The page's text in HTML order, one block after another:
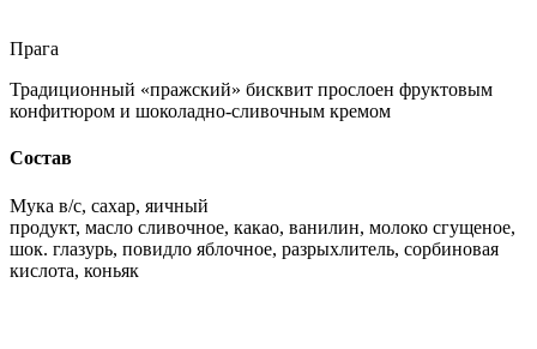
Прага
Традиционный «пражский» бисквит прослоен фруктовым
конфитюром и шоколадно-сливочным кремом
Состав
Мука в/с, сахар, яичный
продукт, масло сливочное, какао, ванилин, молоко сгущеное,
шок. глазурь, повидло яблочное, разрыхлитель, сорбиновая
кислота, коньяк